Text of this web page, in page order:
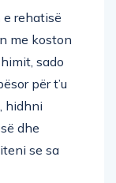
e rehatisë
me koston
sado
për t’u
hidhni
dhe
se sa